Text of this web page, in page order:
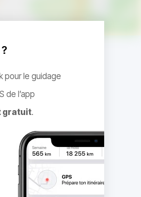
pour le guidage
de l’app
gratuit.